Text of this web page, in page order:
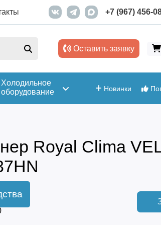
+7 (967) 456-
Оставить заявку
Новинки
Холодильное
оборудование
Royal Clima